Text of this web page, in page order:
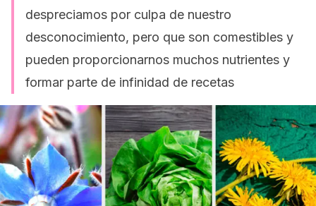
despreciamos por culpa de nuestro
desconocimiento, pero que son comestibles y
pueden proporcionarnos muchos nutrientes y
formar parte de infinidad de recetas